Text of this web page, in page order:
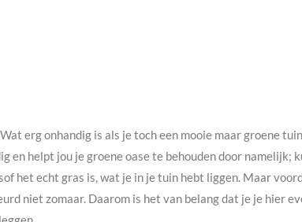
erg onhandig is als je toch een mooie maar groene
en helpt jou je groene oase te behouden door namelijk;
het echt gras is, wat je in je tuin hebt liggen. Maar
niet zomaar. Daarom is het van belang dat je je hier